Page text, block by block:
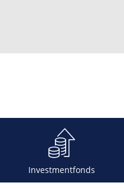
Investmentfonds